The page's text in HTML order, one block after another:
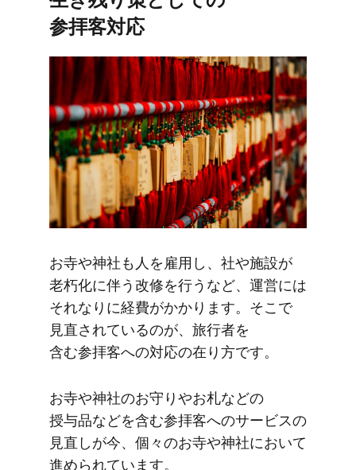
参拝客対応
お寺や​神社も​人を​雇用し、​社や​施設が​
老朽化に​伴う​改修を​行うなど、​運営には​
それなりに​経費が​かかります。​そこで​
見直されているのが、​旅行者を​
含む参拝客への​対応の​在り方です。
お寺や​神社の​お守りや​お札などの​
授与品などを​含む参拝客への​サービスの​
見直しが​今、​個々の​お寺や​神社に​おいて​
進められています。